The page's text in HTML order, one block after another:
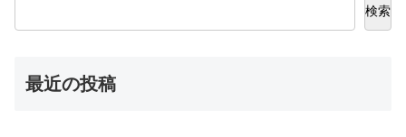
検索
最近の投稿